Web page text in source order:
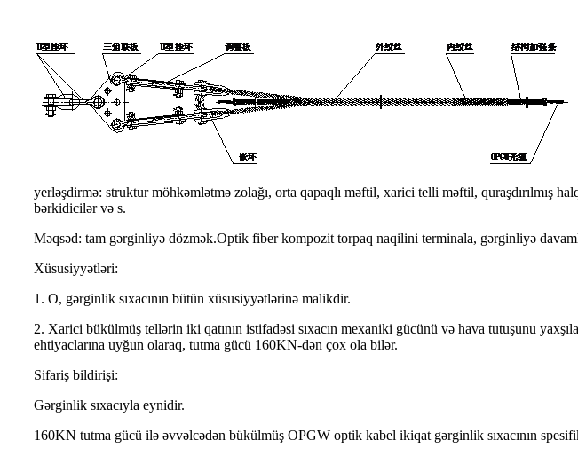
yerləşdirmə: struktur möhkəmlətmə zolağı, orta qapaqlı məftil, xarici telli məftil, quraşdırılmış
bərkidicilər və s.
Məqsəd: tam gərginliyə dözmək.Optik fiber kompozit torpaq naqilini terminala, gərginliyə
Xüsusiyyətləri:
1. O, gərginlik sıxacının bütün xüsusiyyətlərinə malikdir.
2. Xarici bükülmüş tellərin iki qatının istifadəsi sıxacın mexaniki gücünü və hava tutuşunu
ehtiyaclarına uyğun olaraq, tutma gücü 160KN-dən çox ola bilər.
Sifariş bildirişi:
Gərginlik sıxacıyla eynidir.
160KN tutma gücü ilə əvvəlcədən bükülmüş OPGW optik kabel ikiqat gərginlik sıxacının